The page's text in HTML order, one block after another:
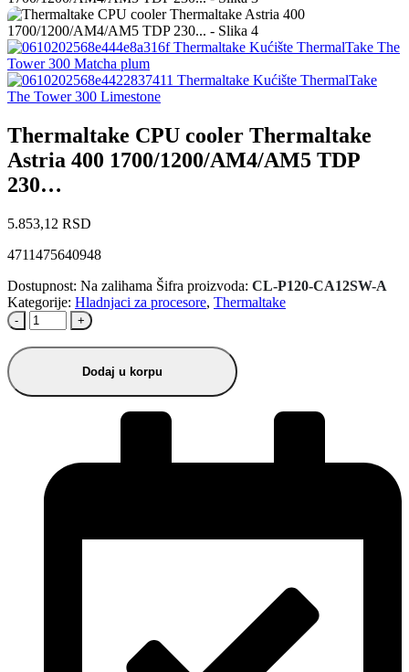
Thermaltake Kućište ThermalTake The
Tower 300 Matcha plum
Thermaltake Kućište ThermalTake
The Tower 300 Limestone
Thermaltake CPU cooler Thermaltake
Astria 400 1700/1200/AM4/AM5 TDP
230…
5.853,12 RSD
4711475640948
Dostupnost: Na zalihama Šifra proizvoda: CL-P120-CA12SW-A
Kategorije: Hladnjaci za procesore, Thermaltake
- +
Dodaj u korpu